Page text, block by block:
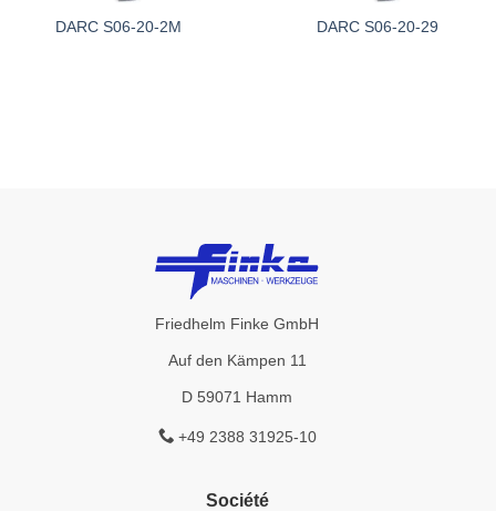
DARC S06-20-2M DARC S06-20-29
Friedhelm Finke GmbH
Auf den Kämpen 11
D 59071 Hamm
+49 2388 31925-10
Société